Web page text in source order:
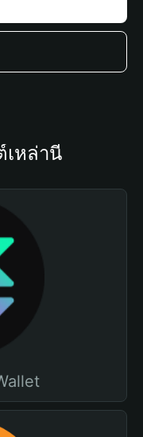
หล่านี้